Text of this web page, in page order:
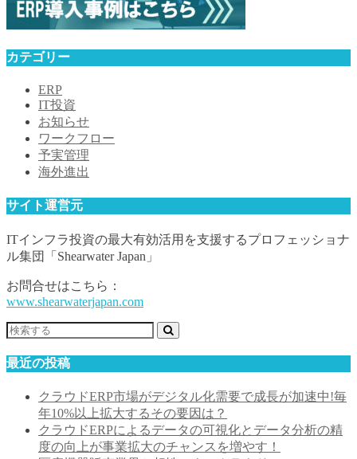
カテゴリー
ERP
IT投資
お知らせ
ワークフロー
予実管理
海外進出
サイト運営元
ITインフラ投資の最大有効活用を支援するプロフェッショナ
ル集団「Shearwater Japan」
お問合せはこちら：
www.shearwaterjapan.com
最近の投稿
クラウドERP市場がデジタル化需要で成長が加速中!毎
年10%以上拡大するその要因は？
クラウドERPによるデータの可視化とデータ分析の精
度の向上が事業拡大のチャンスを増やす！